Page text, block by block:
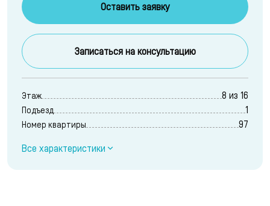
Оставить заявку
Записаться на консультацию
Этаж 8 из 16
Подъезд 1
Номер квартиры 97
Все характеристики